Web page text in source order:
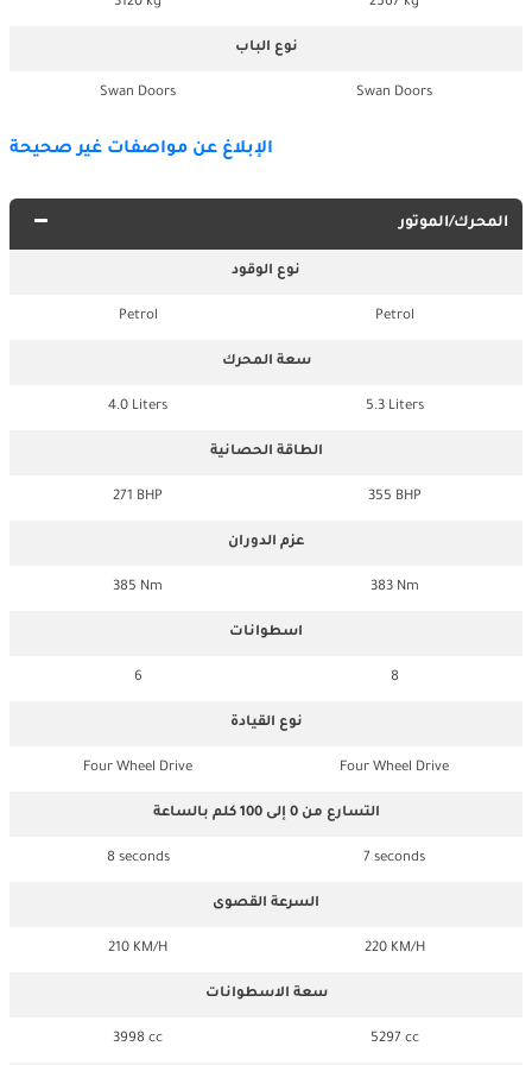
نوع الباب
Swan Doors
Swan Doors
الإبلاغ عن مواصفات غير صحيحة
المحرك/الموتور
نوع الوقود
Petrol
Petrol
سعة المحرك
5.3 Liters
4.0 Liters
الطاقة الحصانية
355 BHP
271 BHP
عزم الدوران
383 Nm
385 Nm
اسطوانات
8
6
نوع القيادة
Four Wheel Drive
Four Wheel Drive
التسارع من 0 إلى 100 كلم بالساعة
7 seconds
8 seconds
السرعة القصوى
220 KM/H
210 KM/H
سعة الاسطوانات
5297 cc
3998 cc